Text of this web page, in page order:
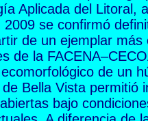
Aplicada del Litoral,
2009 se confirmó
de un ejemplar
de la
de un
Bella Vista permitió
bajo